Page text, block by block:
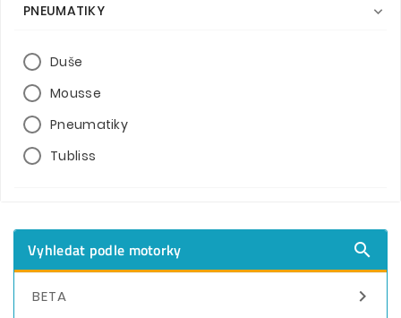
PNEUMATIKY 
Duše
Mousse
Pneumatiky
Tubliss
Vyhledat podle motorky 
BETA 